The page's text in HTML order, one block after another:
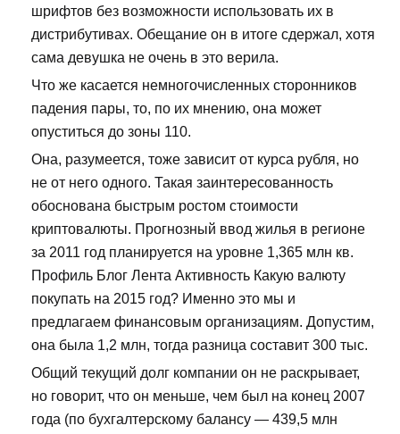
шрифтов без возможности использовать их в
дистрибутивах. Обещание он в итоге сдержал, хотя
сама девушка не очень в это верила.
Что же касается немногочисленных сторонников
падения пары, то, по их мнению, она может
опуститься до зоны 110.
Она, разумеется, тоже зависит от курса рубля, но
не от него одного. Такая заинтересованность
обоснована быстрым ростом стоимости
криптовалюты. Прогнозный ввод жилья в регионе
за 2011 год планируется на уровне 1,365 млн кв.
Профиль Блог Лента Активность Какую валюту
покупать на 2015 год? Именно это мы и
предлагаем финансовым организациям. Допустим,
она была 1,2 млн, тогда разница составит 300 тыс.
Общий текущий долг компании он не раскрывает,
но говорит, что он меньше, чем был на конец 2007
года (по бухгалтерскому балансу — 439,5 млн